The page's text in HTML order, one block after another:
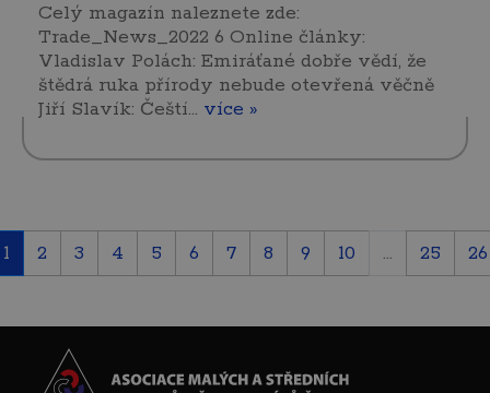
Celý magazín naleznete zde:
Trade_News_2022 6 Online články:
Vladislav Polách: Emiráťané dobře vědí, že
štědrá ruka přírody nebude otevřená věčně
Jiří Slavík: Čeští… více »
1 2 3 4 5 6 7 8 9 10 ... 25 26